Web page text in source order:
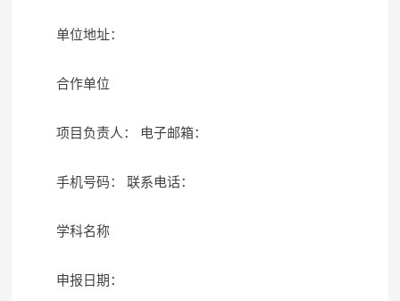
单位地址：
合作单位
项目负责人： 电子邮箱：
手机号码： 联系电话：
学科名称
申报日期：